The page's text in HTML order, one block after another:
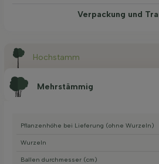
Verpackung und
Mehrstämmig
Hochstamm
Pflanzenhöhe bei Lieferung (ohne Wurzeln)
Wurzeln
Ballen durchmesser (cm)